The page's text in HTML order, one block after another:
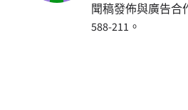
聞稿發佈與廣告合
588-211。